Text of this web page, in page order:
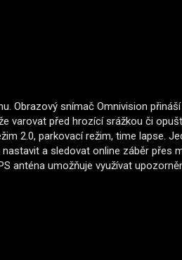
Obrazový snímač Omnivision
varovat před hrozící srážkou či
2.0, parkovací režim, time lapse.
a sledovat online záběr přes
anténa umožňuje využívat